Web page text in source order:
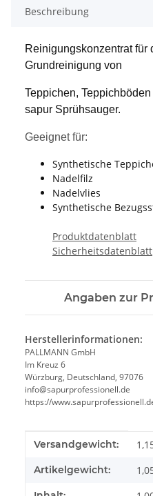
Beschreibung
Reinigungskonzentrat für
Grundreinigung von
Teppichen,
sapur Sprühsauger.
Geeignet für:
Synthetische
Nadelfilz
Nadelvlies
Synthetische
Produktdatenblatt
Sicherheitsdatenblatt
Angaben zur
Herstellerinformationen:
PALLMANN GmbH
Im Kreuz 6
Würzburg, Deutschland, 97076
info@sapurprofessionell.de
https://
Produkteigenschaft
Wert
Versandgewicht:
Artikelgewicht: